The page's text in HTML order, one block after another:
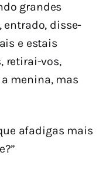
grandes
entrado, disse-
e estais
retirai-vos,
menina, mas
afadigas mais